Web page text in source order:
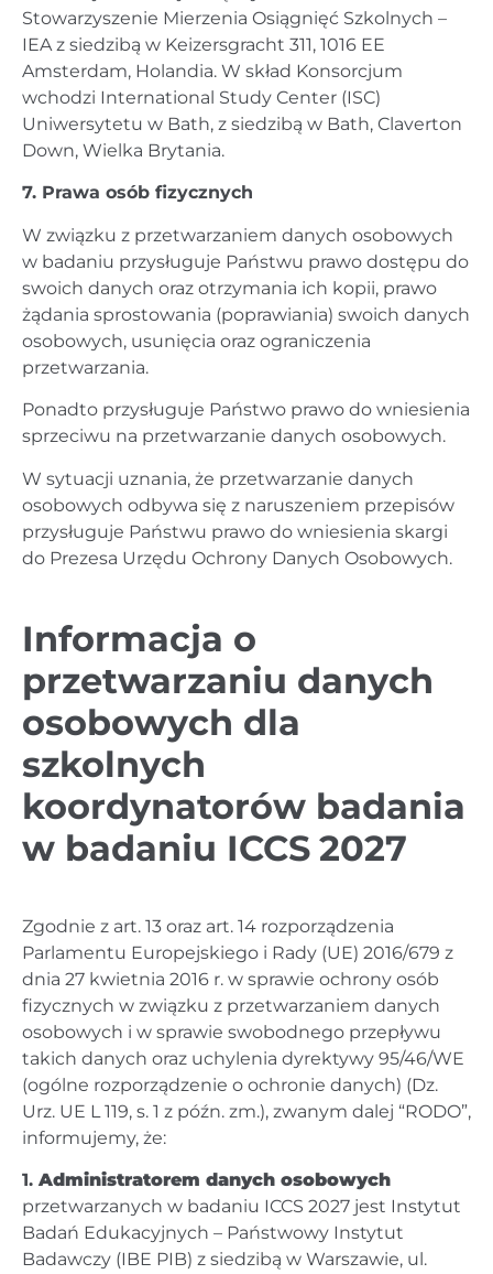
Stowarzyszenie Mierzenia Osiągnięć Szkolnych –
IEA z siedzibą w Keizersgracht 311, 1016 EE
Amsterdam, Holandia. W skład Konsorcjum
wchodzi International Study Center (ISC)
Uniwersytetu w Bath, z siedzibą w Bath, Claverton
Down, Wielka Brytania.
7. Prawa osób fizycznych
W związku z przetwarzaniem danych osobowych
w badaniu przysługuje Państwu prawo dostępu do
swoich danych oraz otrzymania ich kopii, prawo
żądania sprostowania (poprawiania) swoich danych
osobowych, usunięcia oraz ograniczenia
przetwarzania.
Ponadto przysługuje Państwo prawo do wniesienia
sprzeciwu na przetwarzanie danych osobowych.
W sytuacji uznania, że przetwarzanie danych
osobowych odbywa się z naruszeniem przepisów
przysługuje Państwu prawo do wniesienia skargi
do Prezesa Urzędu Ochrony Danych Osobowych.
Informacja o
przetwarzaniu danych
osobowych dla
szkolnych
koordynatorów badania
w badaniu ICCS 2027
Zgodnie z art. 13 oraz art. 14 rozporządzenia
Parlamentu Europejskiego i Rady (UE) 2016/679 z
dnia 27 kwietnia 2016 r. w sprawie ochrony osób
fizycznych w związku z przetwarzaniem danych
osobowych i w sprawie swobodnego przepływu
takich danych oraz uchylenia dyrektywy 95/46/WE
(ogólne rozporządzenie o ochronie danych) (Dz.
Urz. UE L 119, s. 1 z późn. zm.), zwanym dalej “RODO”,
informujemy, że:
1. Administratorem danych osobowych
przetwarzanych w badaniu ICCS 2027 jest Instytut
Badań Edukacyjnych – Państwowy Instytut
Badawczy (IBE PIB) z siedzibą w Warszawie, ul.